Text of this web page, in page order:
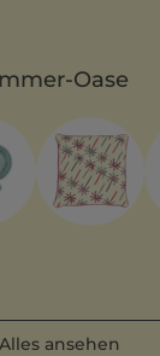
Oase
Alles ansehen